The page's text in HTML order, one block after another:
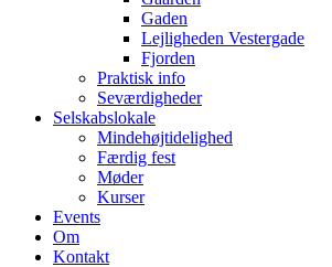
Gaden
Lejligheden Vestergade
Fjorden
Praktisk info
Seværdigheder
Selskabslokale
Mindehøjtidelighed
Færdig fest
Møder
Kurser
Events
Om
Kontakt